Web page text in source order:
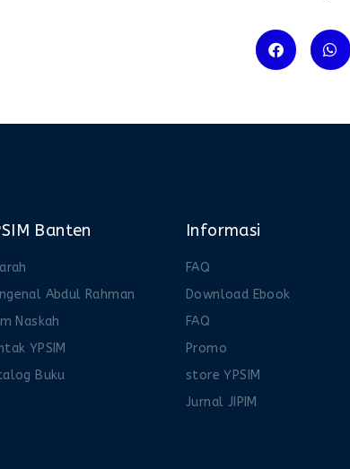
Banten
Abdul Rahman
Naskah
YPSIM
Buku
Informasi
FAQ
Download Ebook
FAQ
Promo
store YPSIM
Jurnal JIPIM